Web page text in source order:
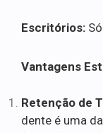
Escritórios:
Vantagens
Retenção de
dente é uma